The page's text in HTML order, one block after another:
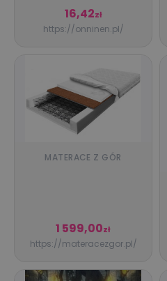
16,42zł
https://onninen.pl/
MATERACE Z GÓR
1 599,00zł
https://materacezgor.pl/